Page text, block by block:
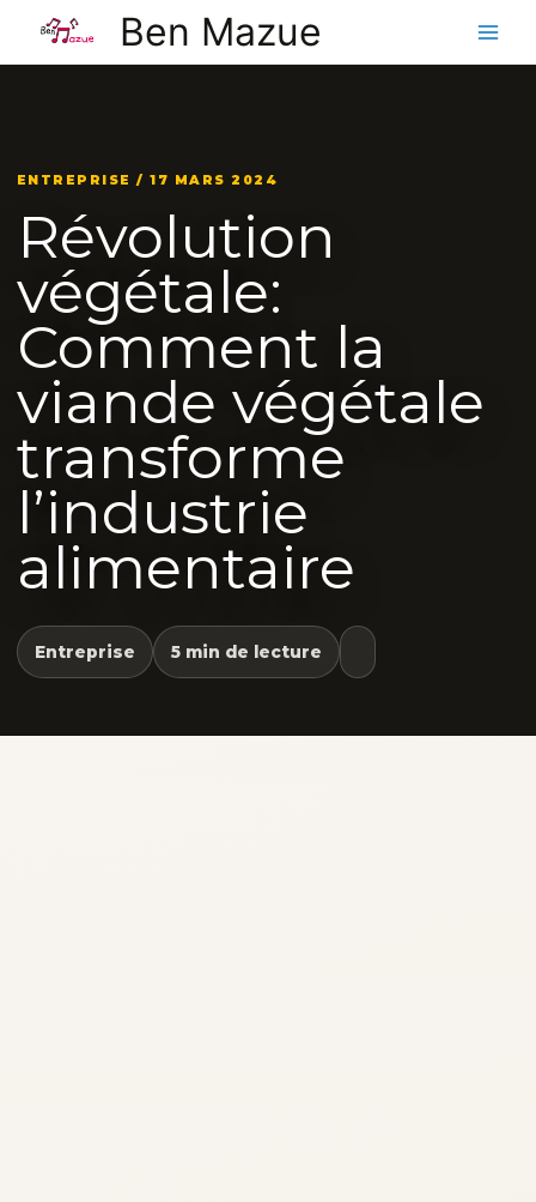
contenu
Ben Mazue
ENTREPRISE / 17 MARS 2024
Révolution
végétale:
Comment la
viande végétale
transforme
l’industrie
alimentaire
Entreprise 5 min de lecture